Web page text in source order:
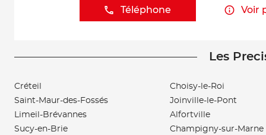
Téléphone
Voir
km
CASTRO AUTO
Fermé actuellement
Les
Créteil
Saint-Maur-des-Fossés
Limeil-Brévannes
Sucy-en-Brie
Choisy-le-Roi
Joinville-le-Pont
Alfortville
Champigny-sur-Marne